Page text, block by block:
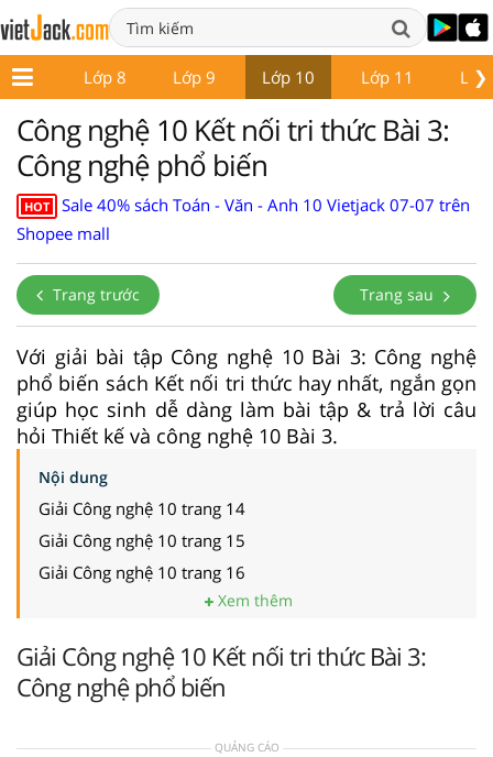
❯
7 Lớp 8 Lớp 9 Lớp 10 Lớp 11
Công nghệ 10 Kết nối tri thức Bài 3:
Công nghệ phổ biến
HOT
Sale 40% sách Toán - Văn - Anh 10 Vietjack 07-07 trên
Shopee mall
Trang trước Trang sau
Với giải bài tập Công nghệ 10 Bài 3: Công nghệ
phổ biến sách Kết nối tri thức hay nhất, ngắn gọn
giúp học sinh dễ dàng làm bài tập & trả lời câu
hỏi Thiết kế và công nghệ 10 Bài 3.
Nội dung
Giải Công nghệ 10 trang 14
Giải Công nghệ 10 trang 15
Giải Công nghệ 10 trang 16
Xem thêm
Giải Công nghệ 10 Kết nối tri thức Bài 3:
Công nghệ phổ biến
QUẢNG CÁO